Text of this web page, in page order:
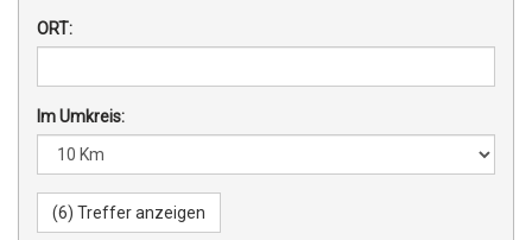
ORT:
Im Umkreis: